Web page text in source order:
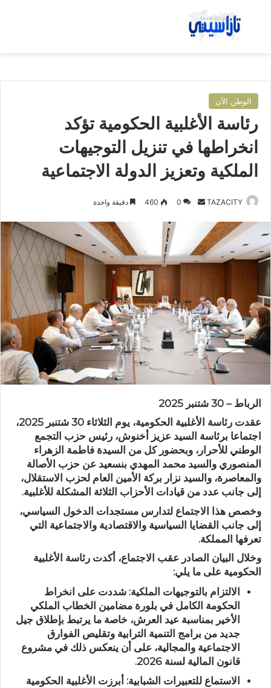
بحث عن
الوطن الآن
رئاسة الأغلبية الحكومية تؤكد
انخراطها في تنزيل التوجيهات
الملكية وتعزيز الدولة الاجتماعية
TAZACITY
ل
ب
د
ا
إ
ل
و
ن
ي
ا
0
460 دقيقة واحدة
الرباط – 30 شتنبر 2025
عقدت رئاسة الأغلبية الحكومية، يوم الثلاثاء 30 شتنبر 2025،
اجتماعا برئاسة السيد عزيز أخنوش، رئيس حزب التجمع
الوطني للأحرار، وبحضور كل من السيدة فاطمة الزهراء
المنصوري والسيد محمد المهدي بنسعيد عن حزب الأصالة
والمعاصرة، والسيد نزار بركة الأمين العام لحزب الاستقلال،
إلى جانب عدد من قيادات الأحزاب الثلاثة المشكلة للأغلبية.
وخصص هذا الاجتماع لتدارس مستجدات الدخول السياسي،
إلى جانب القضايا السياسية والاقتصادية والاجتماعية التي
تعرفها المملكة.
وخلال البيان الصادر عقب الاجتماع، أكدت رئاسة الأغلبية
الحكومية على ما يلي:
الالتزام بالتوجيهات الملكية: شددت على انخراط
الحكومة الكامل في بلورة مضامين الخطاب الملكي
الأخير بمناسبة عيد العرش، خاصة ما يرتبط بإطلاق جيل
جديد من برامج التنمية الترابية وتقليص الفوارق
الاجتماعية والمجالية، على أن ينعكس ذلك في مشروع
قانون المالية لسنة 2026.
الاستماع للتعبيرات الشبابية: أبرزت الأغلبية الحكومية